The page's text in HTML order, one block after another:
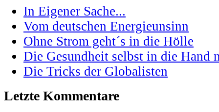
In Eigener Sache...
Vom deutschen Energieunsinn
Ohne Strom geht´s in die Hölle
Die Gesundheit selbst in die Hand
Die Tricks der Globalisten
Letzte Kommentare